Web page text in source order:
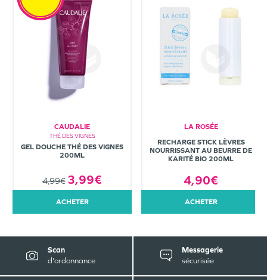
CAUDALIE
THÉ DES VIGNES
GEL DOUCHE THÉ DES VIGNES
200ML
4,99€ 3,99€
ACHETER
LA ROSÉE
RECHARGE STICK LÈVRES
NOURRISSANT AU BEURRE DE
KARITÉ BIO 200ML
4,90€
ACHETER
Scan
d'ordonnance
Messagerie
sécurisée